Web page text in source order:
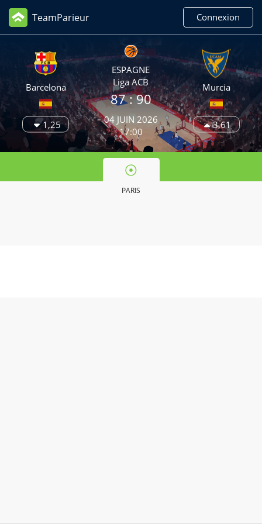
TeamParieur Connexion
Barcelona
1,25
ESPAGNE
Liga ACB
87 :90
04 JUIN 2026
17:00
Murcia
3,61
PARIS